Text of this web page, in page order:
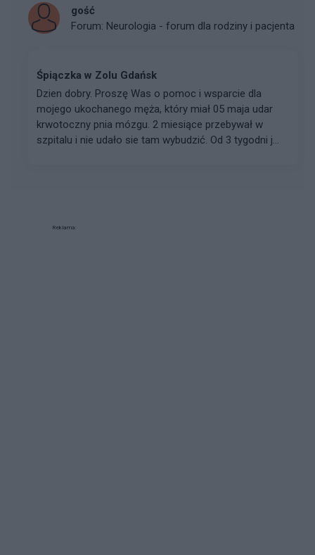
gość
Forum: Neurologia - forum dla rodziny i pacjenta
Śpiączka w Zolu Gdańsk
Dzien dobry. Proszę Was o pomoc i wsparcie dla
mojego ukochanego męża, który miał 05 maja udar
krwotoczny pnia mózgu. 2 miesiące przebywał w
szpitalu i nie udało sie tam wybudzić. Od 3 tygodni j...
Reklama: